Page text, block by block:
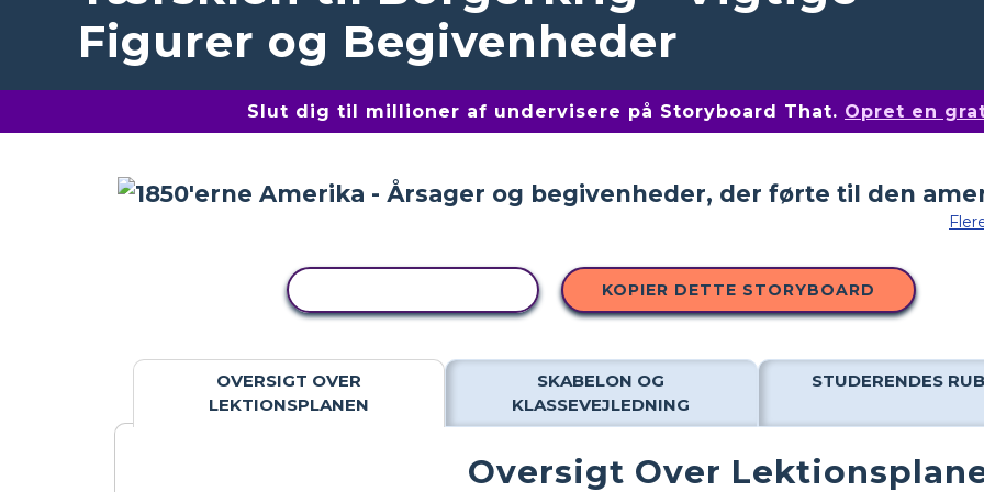
Figurer og Begivenheder
Slut dig til millioner af undervisere på Storyboard That. Opret en
KOPIER DETTE STORYBOARD
OVERSIGT OVER
LEKTIONSPLANEN
SKABELON OG
KLASSEVEJLEDNING
STUDERENDES
Oversigt Over